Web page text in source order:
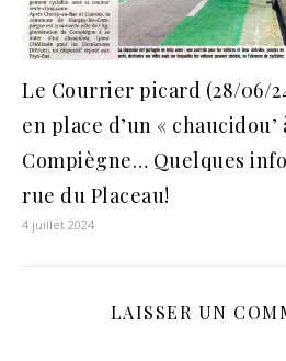
Le Courrier picard (28/06/
en place d’un «
Compiègne… Quelques
rue du Placeau!
4 juillet 2024
LAISSER UN